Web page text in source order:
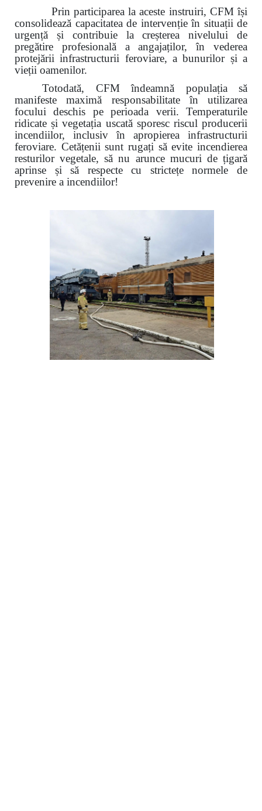
Prin participarea la aceste instruiri, CFM își
consolidează capacitatea de intervenție în situații de
urgență și contribuie la creșterea nivelului de
pregătire profesională a angajaților, în vederea
protejării infrastructurii feroviare, a bunurilor și a
vieții oamenilor.
Totodată, CFM îndeamnă populația să
manifeste maximă responsabilitate în utilizarea
focului deschis pe perioada verii. Temperaturile
ridicate și vegetația uscată sporesc riscul producerii
incendiilor, inclusiv în apropierea infrastructurii
feroviare. Cetățenii sunt rugați să evite incendierea
resturilor vegetale, să nu arunce mucuri de țigară
aprinse și să respecte cu strictețe normele de
prevenire a incendiilor!